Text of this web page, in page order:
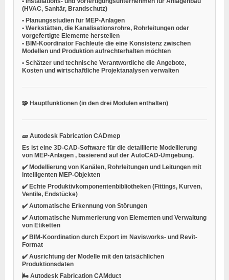
(HVAC, Sanitär, Brandschutz)
• Planungsstudien für MEP-Anlagen
• Werkstätten, die Kanalisationsrohre, Rohrleitungen oder
vorgefertigte Elemente herstellen
• BIM-Koordinator Fachleute die eine Konsistenz zwischen
Modellen und Produktion aufrechterhalten möchten
• Schätzer und technische Verantwortliche die Angebote,
Kosten und wirtschaftliche Projektanalysen verwalten
🧩 Hauptfunktionen (in den drei Modulen enthalten)
🧱 Autodesk Fabrication CADmep
Es ist eine 3D-CAD-Software für die detaillierte Modellierung
von MEP-Anlagen , basierend auf der AutoCAD-Umgebung.
✔️ Modellierung von Kanälen, Rohrleitungen und Leitungen mit
intelligenten MEP-Objekten
✔️ Echte Produktivkomponentenbibliotheken (Fittings, Kurven,
Ventile, Endstücke)
✔️ Automatische Erkennung von Störungen
✔️ Automatische Nummerierung von Elementen und Verwaltung
von Etiketten
✔️ BIM-Koordination durch Export im Navisworks- und Revit-
Format
✔️ Ausrichtung der Modelle mit den tatsächlichen
Produktionsdaten
🌬️ Autodesk Fabrication CAMduct